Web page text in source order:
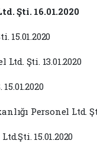
Şti. 16.01.2020
15.01.2020
Şti. 13.01.2020
Personel Ltd.
15.01.2020